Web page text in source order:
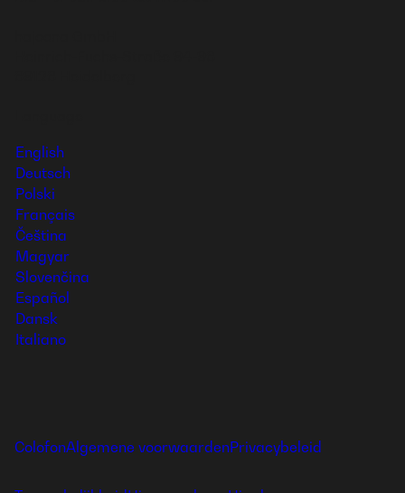
English
Deutsch
Polski
Français
Čeština
Magyar
Slovenčina
Español
Dansk
Italiano
ColofonAlgemene voorwaardenPrivacybeleid